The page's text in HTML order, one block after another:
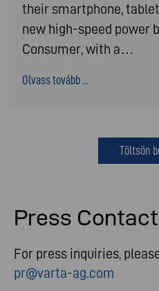
their smartphone,
new high-speed power
Consumer, with a…
Olvass tovább ...
Töltsön
Press Contact
For press inquiries,
pr@varta-ag.com